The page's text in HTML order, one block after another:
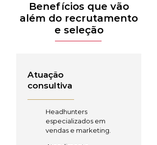
Benefícios que vão
além do recrutamento
e seleção
Atuação
consultiva
Headhunters
especializados em
vendas e marketing.